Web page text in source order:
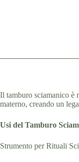
Il tamburo sciamanico è
materno, creando un
Usi del Tamburo
Strumento per Rituali